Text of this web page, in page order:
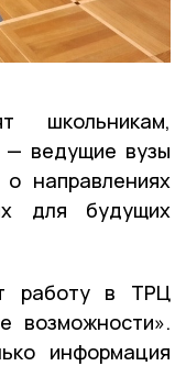
школьникам,
— ведущие вузы
направлениях
для будущих
работу в ТРЦ
возможности».
информация